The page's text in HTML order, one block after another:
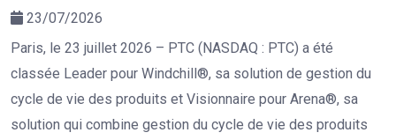
23/07/2026
Paris, le 23 juillet 2026 – PTC (NASDAQ : PTC) a été
classée Leader pour Windchill®, sa solution de gestion du
cycle de vie des produits et Visionnaire pour Arena®, sa
solution qui combine gestion du cycle de vie des produits